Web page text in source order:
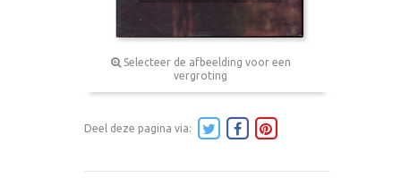
Selecteer de afbeelding voor een
vergroting
Deel deze pagina via: